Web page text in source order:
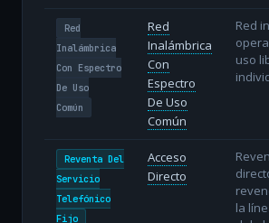
Red
Inalámbrica
Con Espectro
De Uso
Común
Red
Inalámbrica
Con
Espectro
De Uso
Común
Red
uso
Reventa Del
Servicio
Telefónico
Fijo
Acceso
Directo
la